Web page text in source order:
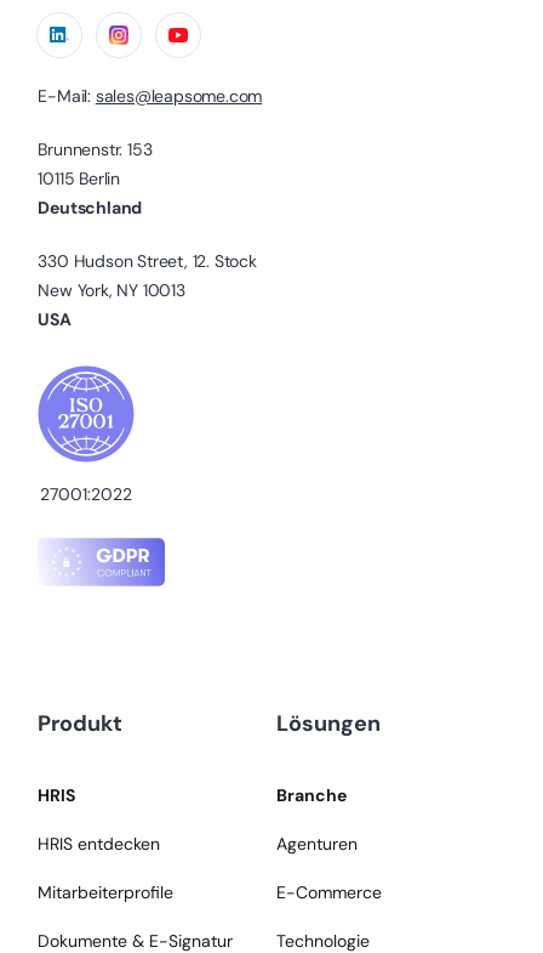
E-Mail: sales@leapsome.com
Brunnenstr. 153
10115 Berlin
Deutschland
330 Hudson Street, 12. Stock
New York, NY 10013
USA
27001:2022
Produkt
HRIS
HRIS entdecken
Mitarbeiterprofile
Dokumente & E-Signatur
Lösungen
Branche
Agenturen
E-Commerce
Technologie